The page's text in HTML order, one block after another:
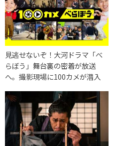
見逃せないぞ！大河ドラマ「べ
らぼう」舞台裏の密着が放送
へ。撮影現場に100カメが潜入